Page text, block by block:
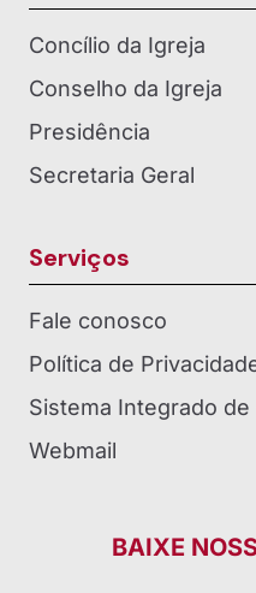
Concílio da Igreja
Conselho da Igreja
Presidência
Secretaria Geral
Serviços
Fale conosco
Política de
Sistema Integrado de
Webmail
BAIXE